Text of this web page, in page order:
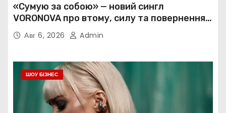
«Сумую за собою» — новий сингл
VORONOVA про втому, силу та повернення
до себе
Авг 6, 2026 Admin
ШОУ БІЗНЕС